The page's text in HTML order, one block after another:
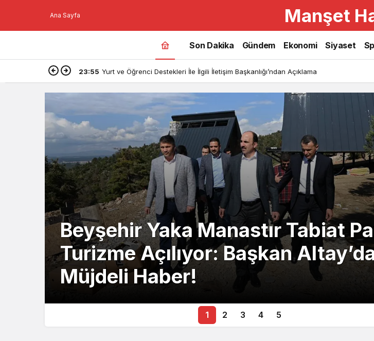
Ana Sayfa Manşet
Haberler
Haberleri
Son Dakika Gündem Ekonomi Siyaset
23:55 Yurt ve Öğrenci Destekleri İle İlgili İletişim Başkanlığı’ndan Açıklama
Beyşehir Yaka Manastır Tabiat
Turizme Açılıyor: Başkan
Müjdeli Haber!
1 2 3 4 5